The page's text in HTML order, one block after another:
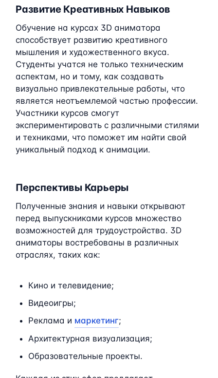
Развитие Креативных Навыков
Обучение на курсах 3D аниматора
способствует развитию креативного
мышления и художественного вкуса.
Студенты учатся не только техническим
аспектам, но и тому, как создавать
визуально привлекательные работы, что
является неотъемлемой частью профессии.
Участники курсов смогут
экспериментировать с различными стилями
и техниками, что поможет им найти свой
уникальный подход к анимации.
Перспективы Карьеры
Полученные знания и навыки открывают
перед выпускниками курсов множество
возможностей для трудоустройства. 3D
аниматоры востребованы в различных
отраслях, таких как:
Кино и телевидение;
Видеоигры;
Реклама и маркетинг;
Архитектурная визуализация;
Образовательные проекты.